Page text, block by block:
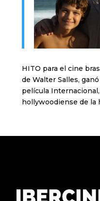
HITO para el cine
de Walter Salles,
película
hollywoodiense de la